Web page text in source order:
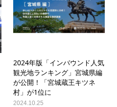
2024年版「インバウンド人気
観光地ランキング」宮城県編
が公開！「宮城蔵王キツネ
村」が1位に
2024.10.25